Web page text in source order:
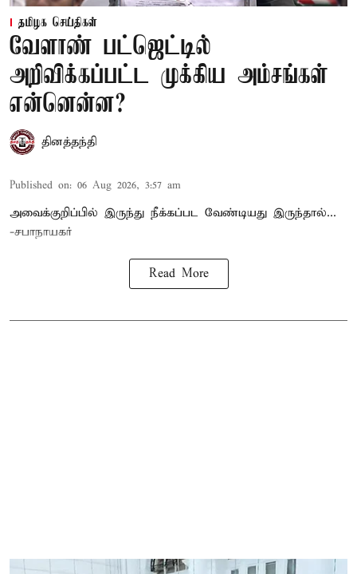
தமிழக செய்திகள்
வேளாண் பட்ஜெட்டில்
அறிவிக்கப்பட்ட முக்கிய அம்சங்கள்
என்னென்ன?
தினத்தந்தி
Published on: 06 Aug 2026, 3:57 am
அவைக்குறிப்பில் இருந்து நீக்கப்பட வேண்டியது இருந்தால்...
-சபாநாயகர்
Read More